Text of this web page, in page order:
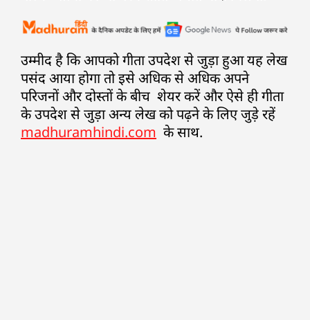
उम्मीद है कि आपको गीता उपदेश से जुड़ा हुआ यह लेख
पसंद आया होगा तो इसे अधिक से अधिक अपने
परिजनों और दोस्तों के बीच शेयर करें और ऐसे ही गीता
के उपदेश से जुड़ा अन्य लेख को पढ़ने के लिए जुड़े रहें
madhuramhindi.com के साथ.